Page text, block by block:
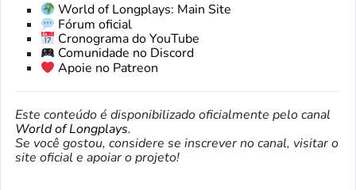
World of Longplays: Main Site
Fórum oficial
Cronograma do YouTube
Comunidade no Discord
Apoie no Patreon
Este conteúdo é disponibilizado oficialmente pelo canal
World of Longplays.
Se você gostou, considere se inscrever no canal, visitar o
site oficial e apoiar o projeto!